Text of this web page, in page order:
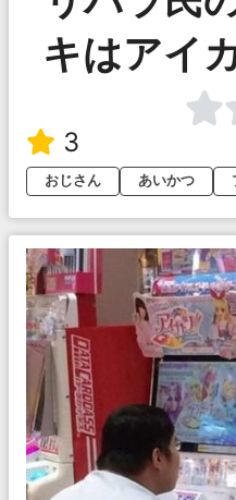
キはアイ
3
おじさん
あいかつ